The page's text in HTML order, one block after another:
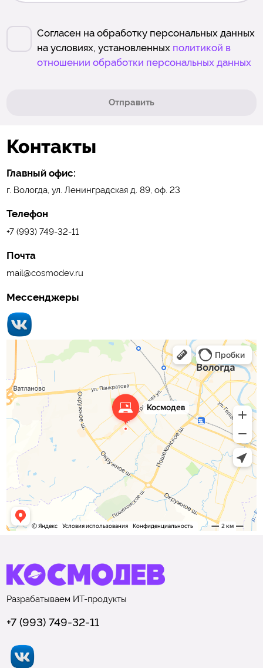
Согласен на обработку персональных данных
на условиях, установленных политикой в
отношении обработки персональных данных
Отправить
Контакты
Главный офис:
г. Вологда, ул. Ленинградская д. 89, оф. 23
Телефон
+7 (993) 749-32-11
Почта
mail@cosmodev.ru
Мессенджеры
Разрабатываем ИТ-продукты
+7 (993) 749-32-11